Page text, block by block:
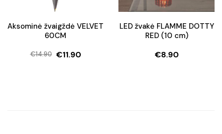
Aksominė žvaigždė VELVET
60CM
€14.90
Original
€11.90
Current
LED žvakė FLAMME DOTTY
RED (10 cm)
€8.90